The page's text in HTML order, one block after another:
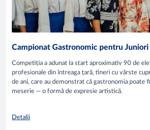
Campionat Gastronomic pentru Juniori
Competiția a adunat la start aproximativ 90 de
profesionale din întreaga țară, tineri cu vârste
de ani, care au demonstrat că gastronomia poate
meserie — o formă de expresie artistică.
Detalii